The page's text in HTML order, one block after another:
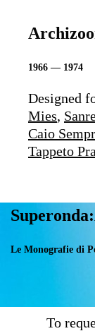
1966 — 1974
Designed
Mies,
Caio
Tappeto
Le Monografie di
To